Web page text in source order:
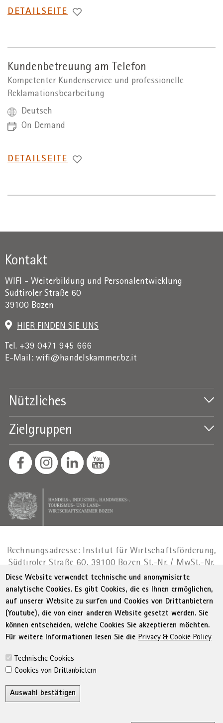
WECHSEL
DETAILSEITE
Kundenbetreuung am Telefon
Kompetenter Kundenservice und professionelle
Reklamationsbearbeitung
Deutsch
On Demand
WECHSEL
DETAILSEITE
Kontakt
WIFI - Weiterbildung und Personalentwicklung
Südtiroler Straße 60
39100 Bozen
HIER FINDEN SIE UNS
Tel. +39 0471 945 666
E-Mail: wifi@handelskammer.bz.it
Nützliches
Zielgruppen
Rechnungsadresse: Institut für Wirtschaftsförderung,
Südtiroler Straße 60, 39100 Bozen St.-Nr. / MwSt.-Nr.
01716880214|administration-
as@bz.legalmail.camcom.it
Menu Footer
© WIFI Impressum Privacy
AGB
Erklärung zur Barrierefreiheit
Sitemap
Transparente Verwaltung
Cookie Policy
Diese Website verwendet technische und anonymisierte
analytische Cookies. Es gibt Cookies, die es Ihnen ermöglichen,
auf unserer Website zu surfen und Cookies von Drittanbietern
(Youtube), die von einer anderen Website gesetzt werden. Sie
können entscheiden, welche Cookies Sie akzeptieren möchten.
Für weitere Informationen lesen Sie die Privacy & Cookie Policy
Technische Cookies
Cookies von Drittanbietern
Auswahl bestätigen